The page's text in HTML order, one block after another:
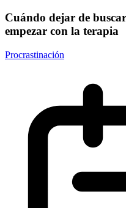
Cuándo dejar de
empezar con la terapia
Procrastinación